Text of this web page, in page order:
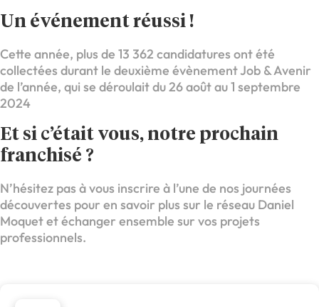
Un événement réussi !
Cette année, plus de 13 362 candidatures ont été
collectées durant le deuxième évènement Job & Avenir
de l’année, qui se déroulait du 26 août au 1 septembre
2024
Et si c’était vous, notre prochain
franchisé ?
N’hésitez pas à vous inscrire à l’une de nos journées
découvertes pour en savoir plus sur le réseau Daniel
Moquet et échanger ensemble sur vos projets
professionnels.